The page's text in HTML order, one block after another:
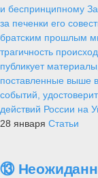
и беспринципному
за печенки его
братским прошлым
трагичность
публикует
поставленные выше
событий,
действий России на
28 января Статьи
⑬